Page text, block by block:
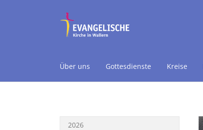
Über uns Gottesdienste Kreise
2026